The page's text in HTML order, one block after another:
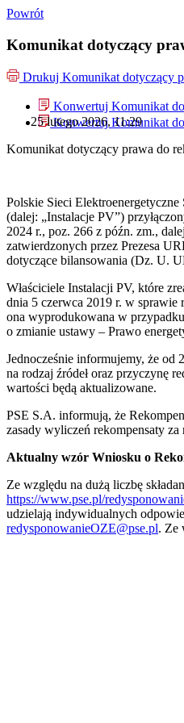
Powrót
Komunikat dotyczący
Drukuj Komunikat dotyczący
Konwertuj Komunikat
Konwertuj Komunikat
25 lutego 2026, 11:29
Komunikat dotyczący prawa do
Polskie Sieci
(dalej: „Instalacje PV”)
2024 r., poz. 266 z późn. zm.,
zatwierdzonych przez Prezesa
dotyczące bilansowania (Dz. U.
Właściciele Instalacji PV, które
dnia 5 czerwca 2019 r. w
ona wyprodukowana w
o zmianie ustawy – Prawo
Jednocześnie informujemy, że
na rodzaj źródeł oraz przyczynę
wartości będą aktualizowane.
PSE S.A. informują, że
zasady wyliczeń rekompensaty
Aktualny wzór Wniosku o
Ze względu na dużą liczbę
https://www.pse.pl/
udzielają indywidualnych
redysponowanieOZE@pse.pl. Ze